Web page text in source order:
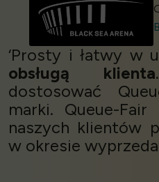
‘Prosty i łatwy w
obsługą klienta
dostosować
marki. Queue-Fair
naszych klientów
w okresie